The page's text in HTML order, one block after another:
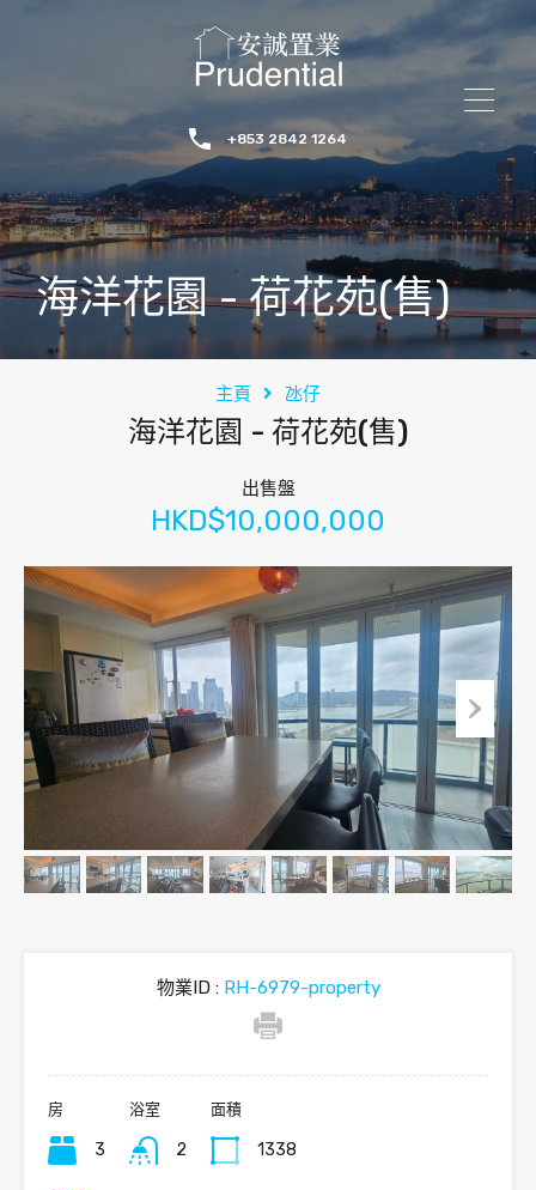
+853 2842 1264
海洋花園 - 荷花苑(售)
主頁 氹仔
海洋花園 - 荷花苑(售)
出售盤
HKD$10,000,000
物業ID :RH-6979-property
房
3
浴室
2
面積
1338